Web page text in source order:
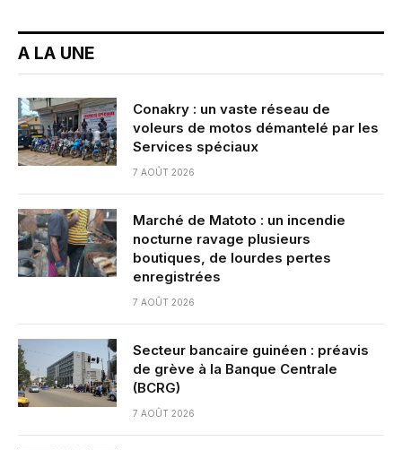
A LA UNE
Conakry : un vaste réseau de
voleurs de motos démantelé par les
Services spéciaux
7 AOÛT 2026
Marché de Matoto : un incendie
nocturne ravage plusieurs
boutiques, de lourdes pertes
enregistrées
7 AOÛT 2026
Secteur bancaire guinéen : préavis
de grève à la Banque Centrale
(BCRG)
7 AOÛT 2026